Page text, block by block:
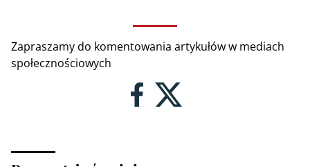
Zapraszamy do komentowania artykułów w mediach
społecznościowych